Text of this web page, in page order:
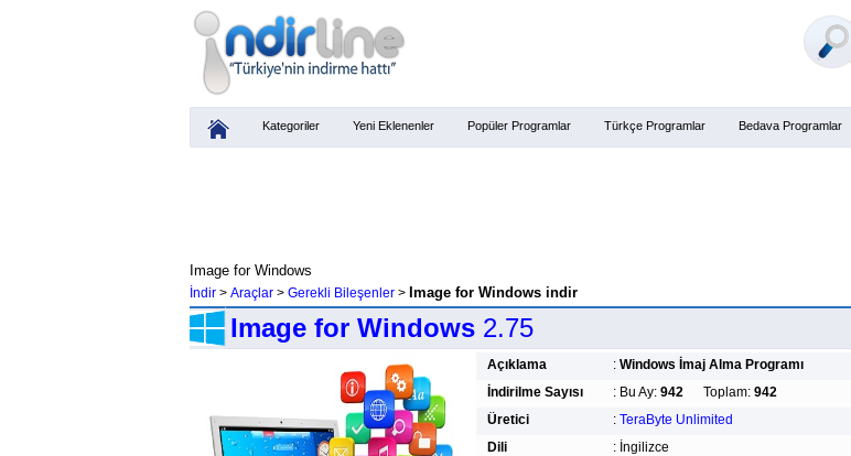
Kategoriler Yeni Eklenenler Popüler Programlar Türkçe Programlar Bedava Programlar
Image for Windows
İndir > Araçlar > Gerekli Bileşenler > Image for Windows indir
Image for Windows 2.75
Açıklama : Windows İmaj Alma Programı
İndirilme Sayısı
: Bu Ay: 942 Toplam: 942
Üretici
: TeraByte Unlimited
Dili
: İngilizce